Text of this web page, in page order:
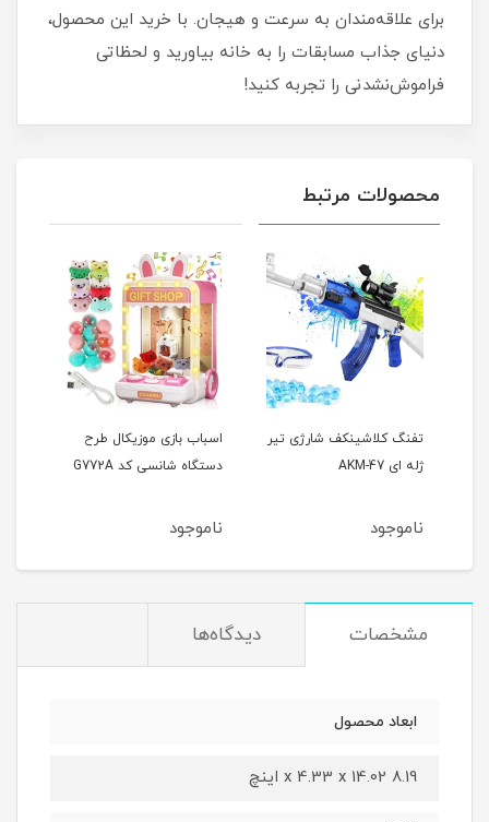
برای علاقه‌مندان به سرعت و هیجان. با خرید این محصول،
دنیای جذاب مسابقات را به خانه بیاورید و لحظاتی
فراموش‌نشدنی را تجربه کنید!
محصولات مرتبط
تفنگ کلاشینکف شارژی تیر
ژله ای AKM-47
ناموجود
اسباب بازی موزیکال طرح
دستگاه شانسی کد G772A
ناموجود
مشخصات دیدگاه‌ها
ابعاد محصول
8.19 x 4.33 x 14.02 اینچ